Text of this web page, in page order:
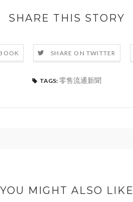
SHARE THIS STORY
SHARE ON TWITTER
TAGS: 零售流通新聞
YOU MIGHT ALSO LIKE